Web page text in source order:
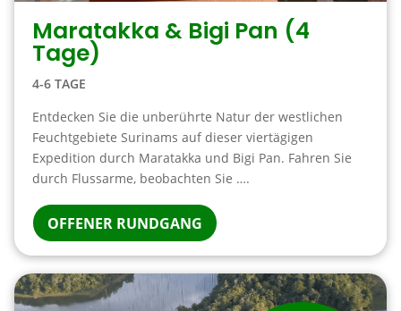
Maratakka & Bigi Pan (4
Tage)
4-6 TAGE
Entdecken Sie die unberührte Natur der westlichen
Feuchtgebiete Surinams auf dieser viertägigen
Expedition durch Maratakka und Bigi Pan. Fahren Sie
durch Flussarme, beobachten Sie ….
OFFENER RUNDGANG